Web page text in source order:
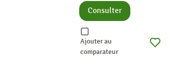
Consulter
Ajouter au
comparateur